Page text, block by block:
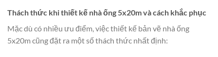
Thách thức khi thiết kế nhà ống 5x20m và cách khắc phục
Mặc dù có nhiều ưu điểm, việc thiết kế bản vẽ nhà ống
5x20m cũng đặt ra một số thách thức nhất định: